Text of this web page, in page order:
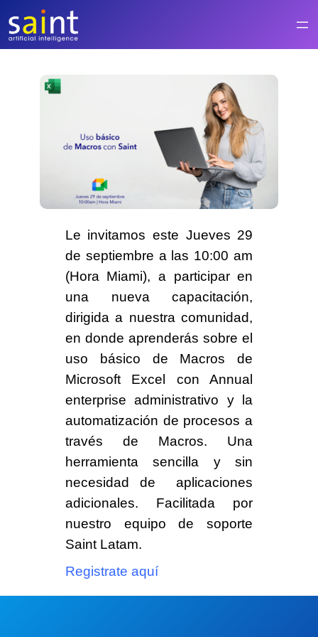
contenido
Le invitamos este Jueves 29
de septiembre a las 10:00 am
(Hora Miami), a participar en
una nueva capacitación,
dirigida a nuestra comunidad,
en donde aprenderás sobre el
uso básico de Macros de
Microsoft Excel con Annual
enterprise administrativo y la
automatización de procesos a
través de Macros. Una
herramienta sencilla y sin
necesidad de aplicaciones
adicionales. Facilitada por
nuestro equipo de soporte
Saint Latam.
Registrate aquí